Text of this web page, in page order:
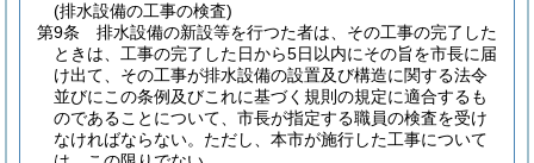
(排水設備の工事の検査)
第9条
排水設備の新設等を行つた者は、その工事の完了した
ときは、工事の完了した日から5日以内にその旨を市長に届
け出て、その工事が排水設備の設置及び構造に関する法令
並びにこの条例及びこれに基づく規則の規定に適合するも
のであることについて、市長が指定する職員の検査を受け
なければならない。 ただし、本市が施行した工事について